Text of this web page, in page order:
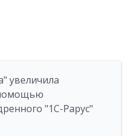
увеличила
"1С-Рарус"